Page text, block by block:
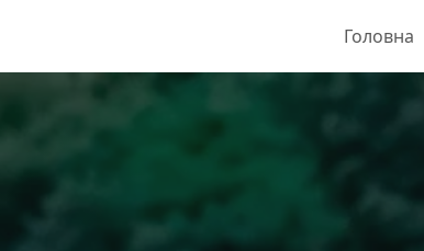
Головна